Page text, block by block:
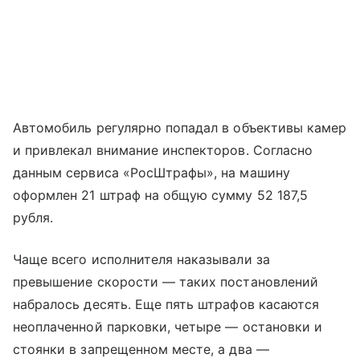
Автомобиль регулярно попадал в объективы камер
и привлекал внимание инспекторов. Согласно
данным сервиса «РосШтрафы», на машину
оформлен 21 штраф на общую сумму 52 187,5
рубля.
Чаще всего исполнителя наказывали за
превышение скорости — таких постановлений
набралось десять. Еще пять штрафов касаются
неоплаченной парковки, четыре — остановки и
стоянки в запрещенном месте, а два —